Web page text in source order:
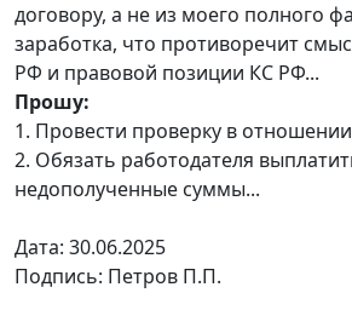
договору, а не из моего полного
заработка, что противоречит
РФ и правовой позиции КС РФ...
Прошу:
1. Провести проверку в
2. Обязать работодателя
недополученные суммы...
Дата: 30.06.2025
Подпись: Петров П.П.